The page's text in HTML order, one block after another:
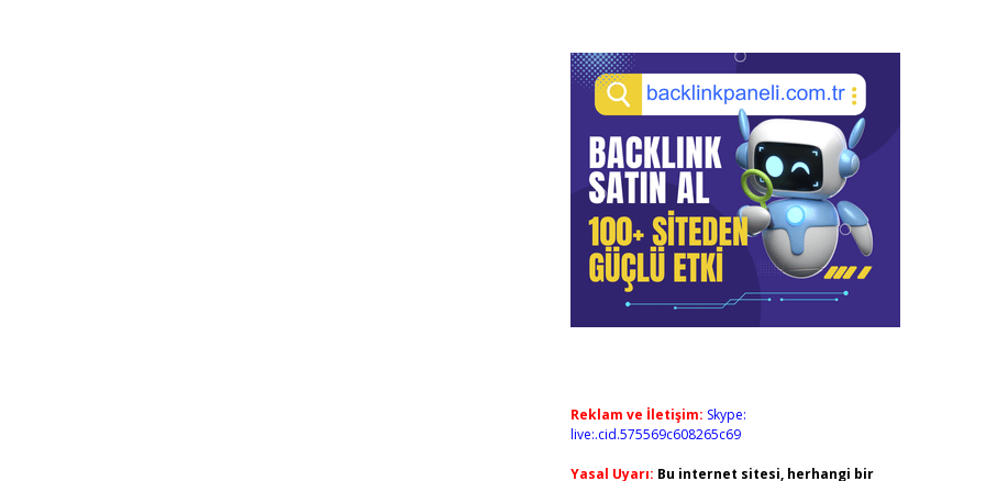
Reklam ve İletişim: Skype:
live:.cid.575569c608265c69
Yasal Uyarı: Bu internet sitesi, herhangi bir